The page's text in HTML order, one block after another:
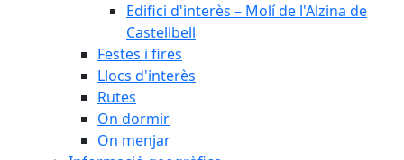
Edifici d'interès – Molí de l'Alzina de
Castellbell
Festes i fires
Llocs d'interès
Rutes
On dormir
On menjar